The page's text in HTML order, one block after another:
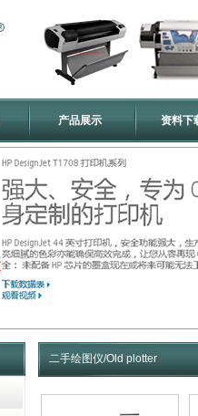
产品展示 资料下
二手绘图仪/Old plotter